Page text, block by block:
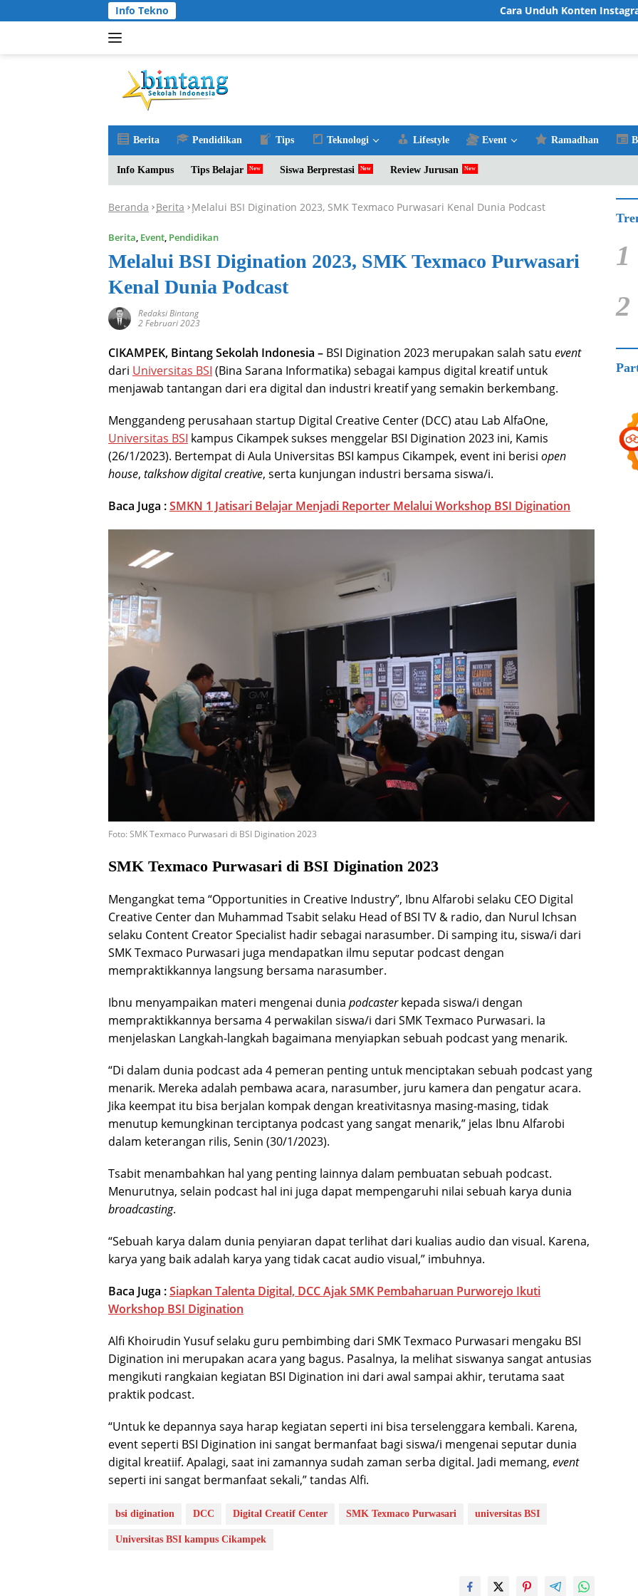
ke
Info Tekno Cara Unduh Konten Instagram
Berita Pendidikan Tips Teknologi Lifestyle Event Ramadhan
Info Kampus Tips Belajar Siswa Berprestasi Review Jurusan
Beranda -Berita -Melalui BSI Digination 2023, SMK Texmaco Purwasari Kenal Dunia Podcast
Berita, Event, Pendidikan
Melalui BSI Digination 2023, SMK Texmaco Purwasari
Kenal Dunia Podcast
Redaksi Bintang
2 Februari 2023
CIKAMPEK, Bintang Sekolah Indonesia – BSI Digination 2023 merupakan salah satu event
dari Universitas BSI (Bina Sarana Informatika) sebagai kampus digital kreatif untuk
menjawab tantangan dari era digital dan industri kreatif yang semakin berkembang.
Menggandeng perusahaan startup Digital Creative Center (DCC) atau Lab AlfaOne,
Universitas BSI kampus Cikampek sukses menggelar BSI Digination 2023 ini, Kamis
(26/1/2023). Bertempat di Aula Universitas BSI kampus Cikampek, event ini berisi open
house, talkshow digital creative, serta kunjungan industri bersama siswa/i.
Baca Juga :SMKN 1 Jatisari Belajar Menjadi Reporter Melalui Workshop BSI Digination
Foto: SMK Texmaco Purwasari di BSI Digination 2023
SMK Texmaco Purwasari di BSI Digination 2023
Mengangkat tema “Opportunities in Creative Industry”, Ibnu Alfarobi selaku CEO Digital
Creative Center dan Muhammad Tsabit selaku Head of BSI TV & radio, dan Nurul Ichsan
selaku Content Creator Specialist hadir sebagai narasumber. Di samping itu, siswa/i dari
SMK Texmaco Purwasari juga mendapatkan ilmu seputar podcast dengan
mempraktikkannya langsung bersama narasumber.
Ibnu menyampaikan materi mengenai dunia podcasterkepada siswa/i dengan
mempraktikkannya bersama 4 perwakilan siswa/i dari SMK Texmaco Purwasari. Ia
menjelaskan Langkah-langkah bagaimana menyiapkan sebuah podcast yang menarik.
“Di dalam dunia podcast ada 4 pemeran penting untuk menciptakan sebuah podcast yang
menarik. Mereka adalah pembawa acara, narasumber, juru kamera dan pengatur acara.
Jika keempat itu bisa berjalan kompak dengan kreativitasnya masing-masing, tidak
menutup kemungkinan terciptanya podcast yang sangat menarik,” jelas Ibnu Alfarobi
dalam keterangan rilis, Senin (30/1/2023).
Tsabit menambahkan hal yang penting lainnya dalam pembuatan sebuah podcast.
Menurutnya, selain podcast hal ini juga dapat mempengaruhi nilai sebuah karya dunia
broadcasting.
“Sebuah karya dalam dunia penyiaran dapat terlihat dari kualias audio dan visual. Karena,
karya yang baik adalah karya yang tidak cacat audio visual,” imbuhnya.
Baca Juga :Siapkan Talenta Digital, DCC Ajak SMK Pembaharuan Purworejo Ikuti
Workshop BSI Digination
Alfi Khoirudin Yusuf selaku guru pembimbing dari SMK Texmaco Purwasari mengaku BSI
Digination ini merupakan acara yang bagus. Pasalnya, Ia melihat siswanya sangat antusias
mengikuti rangkaian kegiatan BSI Digination ini dari awal sampai akhir, terutama saat
praktik podcast.
“Untuk ke depannya saya harap kegiatan seperti ini bisa terselenggara kembali. Karena,
event seperti BSI Digination ini sangat bermanfaat bagi siswa/i mengenai seputar dunia
digital kreatiif. Apalagi, saat ini zamannya sudah zaman serba digital. Jadi memang, event
seperti ini sangat bermanfaat sekali,” tandas Alfi.
bsi digination DCC Digital Creatif Center SMK Texmaco Purwasari universitas BSI
Universitas BSI kampus Cikampek
1
2